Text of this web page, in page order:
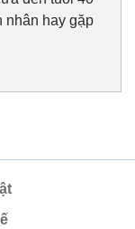
nhân hay gặp